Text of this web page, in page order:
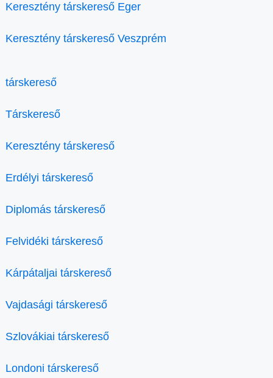
Keresztény társkereső Eger
Keresztény társkereső Veszprém
társkereső
Társkereső
Keresztény társkereső
Erdélyi társkereső
Diplomás társkereső
Felvidéki társkereső
Kárpátaljai társkereső
Vajdasági társkereső
Szlovákiai társkereső
Londoni társkereső